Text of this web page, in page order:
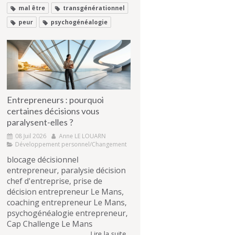
mal être
transgénérationnel
peur
psychogénéalogie
Entrepreneurs : pourquoi
certaines décisions vous
paralysent-elles ?
08 Juil 2026
Anne LE LOUARN
Développement personnel/Changement
blocage décisionnel
entrepreneur, paralysie décision
chef d'entreprise, prise de
décision entrepreneur Le Mans,
coaching entrepreneur Le Mans,
psychogénéalogie entrepreneur,
Cap Challenge Le Mans